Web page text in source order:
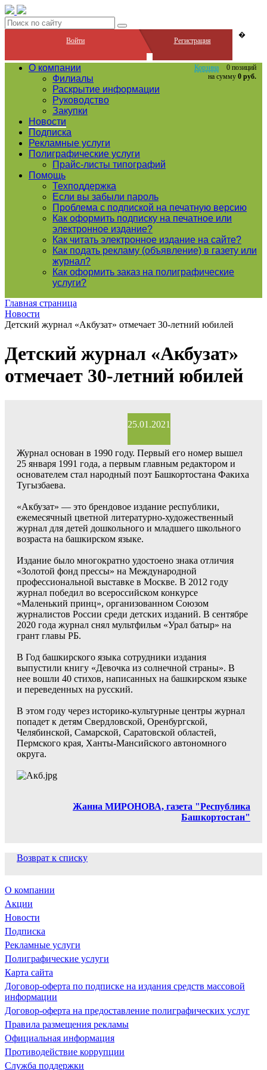
Войти
�
Регистрация
Корзина
0 позиций
на сумму 0 руб.
О компании
Филиалы
Раскрытие информации
Руководство
Закупки
Новости
Подписка
Рекламные услуги
Полиграфические услуги
Прайс-листы типографий
Помощь
Техподдержка
Если вы забыли пароль
Проблема с подпиской на печатную версию
Как оформить подписку на печатное или
электронное издание?
Как читать электронное издание на сайте?
Как подать рекламу (объявление) в газету или
журнал?
Как оформить заказ на полиграфические
уcлуги?
Главная страница
Новости
Детский журнал «Акбузат» отмечает 30-летний юбилей
Детский журнал «Акбузат»
отмечает 30-летний юбилей
25.01.2021
Журнал основан в 1990 году. Первый его номер вышел
25 января 1991 года, а первым главным редактором и
основателем стал народный поэт Башкортостана Факиха
Тугызбаева.
«Акбузат» — это брендовое издание республики,
ежемесячный цветной литературно-художественный
журнал для детей дошкольного и младшего школьного
возраста на башкирском языке.
Издание было многократно удостоено знака отличия
«Золотой фонд прессы» на Международной
профессиональной выставке в Москве. В 2012 году
журнал победил во всероссийском конкурсе
«Маленький принц», организованном Союзом
журналистов России среди детских изданий. В сентябре
2020 года журнал снял мультфильм «Урал батыр» на
грант главы РБ.
В Год башкирского языка сотрудники издания
выпустили книгу «Девочка из солнечной страны». В
нее вошли 40 стихов, написанных на башкирском языке
и переведенных на русский.
В этом году через историко-культурные центры журнал
попадет к детям Свердловской, Оренбургской,
Челябинской, Самарской, Саратовской областей,
Пермского края, Ханты-Мансийского автономного
округа.
Жанна МИРОНОВА, газета "Республика
Башкортостан"
Возврат к списку
О компании
Акции
Новости
Подписка
Рекламные услуги
Полиграфические услуги
Карта сайта
Договор-оферта по подписке на издания средств массовой
информации
Договор-оферта на предоставление полиграфических услуг
Правила размещения рекламы
Официальная информация
Противодействие коррупции
Cлужба поддержки